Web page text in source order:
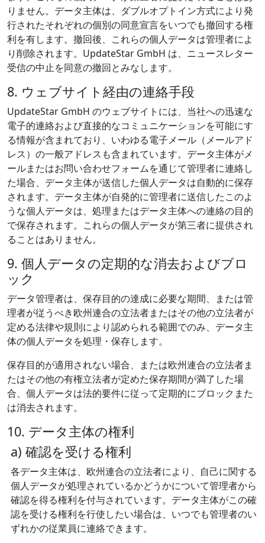
りません。データ主体は、ダブルオプトイン方式により発
行されたそれぞれの個別の同意宣言をいつでも撤回する権
利を有します。撤回後、これらの個人データは管理者によ
り削除されます。UpdateStar GmbH は、ニュースレター
受信の中止を同意の撤回とみなします。
8. ウェブサイト経由の連絡手段
UpdateStar GmbH のウェブサイトには、当社への迅速な
電子的連絡および直接的なコミュニケーションを可能にす
る情報が含まれており、いわゆる電子メール（メールアド
レス）の一般アドレスも含まれています。データ主体がメ
ールまたはお問い合わせフォームを通じて管理者に連絡し
た場合、データ主体が送信した個人データは自動的に保存
されます。データ主体が自発的に管理者に送信したこのよ
うな個人データは、処理またはデータ主体への連絡の目的
で保存されます。これらの個人データが第三者に提供され
ることはありません。
9. 個人データの定期的な消去およびブロ
ック
データ管理者は、保存目的の達成に必要な期間、または管
理者が従うべき欧州連合の立法者またはその他の立法者が
定める法律や規則により認められる範囲でのみ、データ主
体の個人データを処理・保存します。
保存目的が適用されない場合、または欧州連合の立法者ま
たはその他の有権立法者が定めた保存期間が満了した場
合、個人データは法的要件に従って定期的にブロックまた
は消去されます。
10. データ主体の権利
a) 確認を受ける権利
各データ主体は、欧州連合の立法者により、自己に関する
個人データが処理されているかどうかについて管理者から
確認を得る権利を付与されています。データ主体がこの確
認を受ける権利を行使したい場合は、いつでも管理者のい
ずれかの従業員に連絡できます。